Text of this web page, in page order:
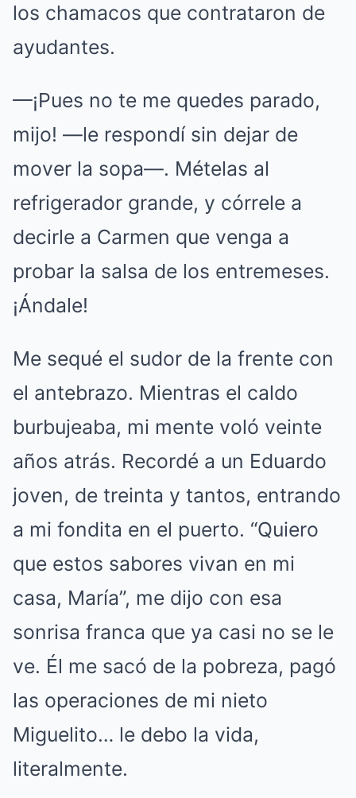
los chamacos que contrataron de
ayudantes.
—¡Pues no te me quedes parado,
mijo! —le respondí sin dejar de
mover la sopa—. Mételas al
refrigerador grande, y córrele a
decirle a Carmen que venga a
probar la salsa de los entremeses.
¡Ándale!
Me sequé el sudor de la frente con
el antebrazo. Mientras el caldo
burbujeaba, mi mente voló veinte
años atrás. Recordé a un Eduardo
joven, de treinta y tantos, entrando
a mi fondita en el puerto. “Quiero
que estos sabores vivan en mi
casa, María”, me dijo con esa
sonrisa franca que ya casi no se le
ve. Él me sacó de la pobreza, pagó
las operaciones de mi nieto
Miguelito… le debo la vida,
literalmente.